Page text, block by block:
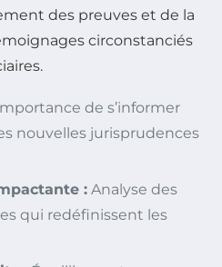
des preuves et de la
circonstanciés
de s’informer
nouvelles jurisprudences
: Analyse des
qui redéfinissent les